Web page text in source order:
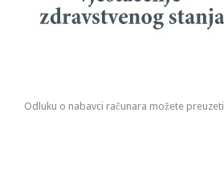
Odluku o nabavci računara možete preuzeti